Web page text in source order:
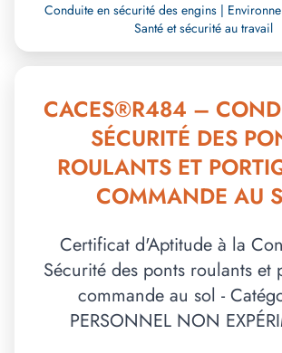
Conduite en sécurité des engins |
Santé et sécurité au travail
CACES®R484 –
SÉCURITÉ DES
ROULANTS ET
COMMANDE AU
Certificat d'Aptitude à la
Sécurité des ponts roulants et
commande au sol -
PERSONNEL NON